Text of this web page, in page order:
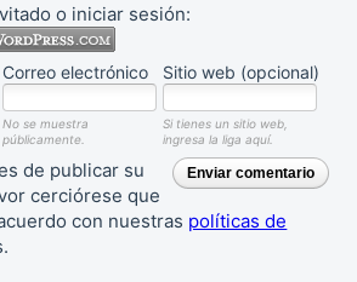
o iniciar sesión:
Correo electrónico Sitio web (opcional)
No se muestra
públicamente.
Si tienes un sitio web,
ingresa la liga aquí.
Enviar comentario
de publicar su
cerciórese que
con nuestras políticas de